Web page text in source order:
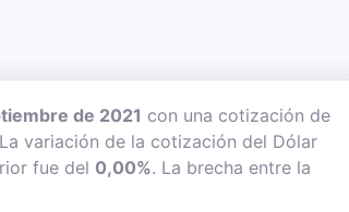
de 2021 con una cotización de
variación de la cotización del Dólar
fue del 0,00%. La brecha entre la